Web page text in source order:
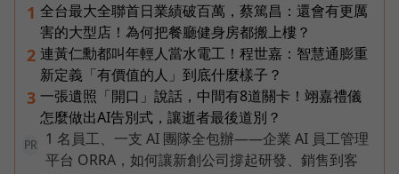
1 全台最大全聯首日業績破百萬，蔡篤昌：還會有更厲
害的大型店！為何把餐廳健身房都搬上樓？
2 連黃仁勳都叫年輕人當水電工！程世嘉：智慧通膨重
新定義「有價值的人」到底什麼樣子？
3 一張遺照「開口」說話，中間有8道關卡！翊嘉禮儀
怎麼做出AI告別式，讓逝者最後道別？
PR
1 名員工、一支 AI 團隊全包辦——企業 AI 員工管理
平台 ORRA，如何讓新創公司撐起研發、銷售到客